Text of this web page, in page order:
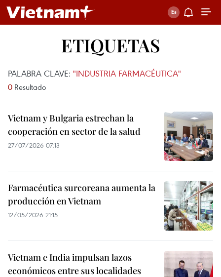
ETIQUETAS
PALABRA CLAVE: "INDUSTRIA FARMACÉUTICA"
0 Resultado
Vietnam y Bulgaria estrechan la
cooperación en sector de la salud
27/07/2026 07:13
Farmacéutica surcoreana aumenta la
producción en Vietnam
12/05/2026 21:15
Vietnam e India impulsan lazos
económicos entre sus localidades